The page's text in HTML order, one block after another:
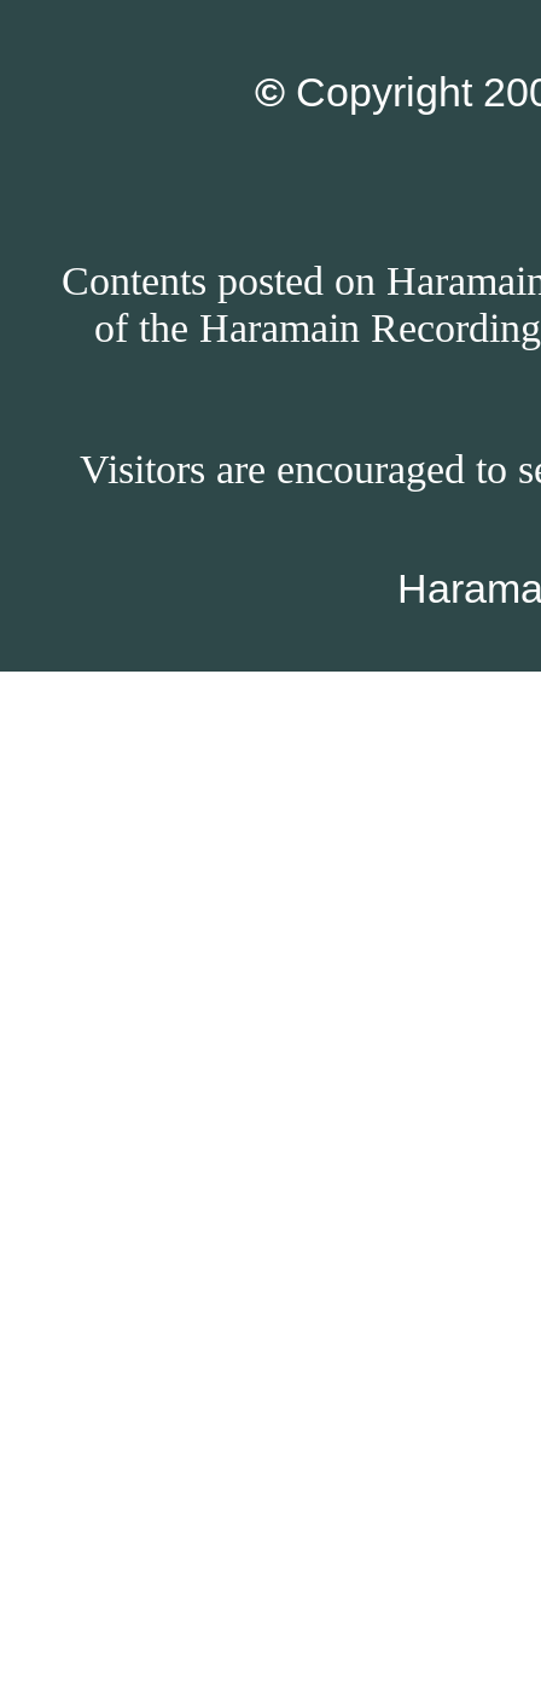
© Copyright
Contents posted on
of the Haramain
Visitors are encouraged to